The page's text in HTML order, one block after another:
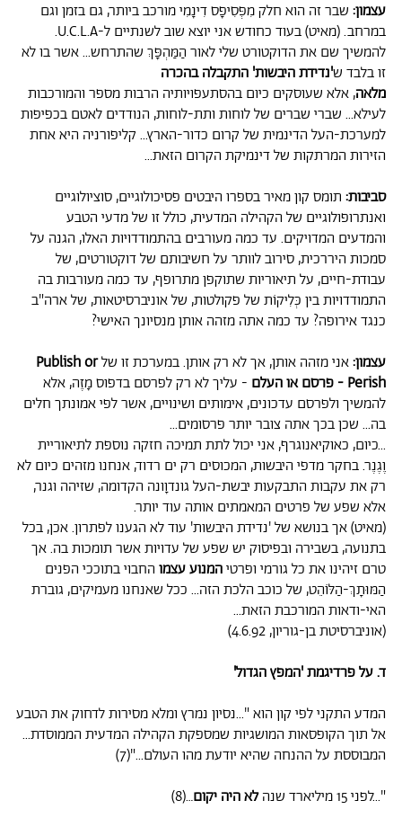
עצמון:שבר זה הוא חלק מִפְּסִיפָס דִינָמִי מורכב ביותר, גם בזמן וגם
במרחב. (מאיט) בעוד כחודש אני יוצא שוב לשנתיים ל-U.C.L.A.
להמשיך שם את הדוקטורט שלי לאור הַמַּהְפָּךְ שהתרחש... אשר בו לא
זו בלבד ש'נדידת היבשות' התקבלה בהכרה
מלאה, אלא שעוסקים כיום בהסתעפויותיה הרבות מספר והמורכבות
לעילא... שברי שברים של לוחות ותת-לוחות, הנודדים לאטם בכפיפות
למערכת-העל הדינמית של קרום כדור-הארץ... קליפורניה היא אחת
הזירות המרתקות של דינמיקת הקרום הזאת...
סביבות:תומס קון מאיר בספרו היבטים פסיכולוגיים, סוציולוגיים
ואנתרופולוגיים של הקהילה המדעית, כולל זו של מדעי הטבע
והמדעים המדויקים. עד כמה מעורבים בהתמודדויות האלו, הגנה על
סמכות היררכית, סירוב לוותר על חשיבותם של דוקטורטים, של
עבודת-חיים, על תיאוריות שתוקפן מתרופף, עד כמה מעורבות בה
התמודדויות בין כְּלִיקוֹת של פקולטות, של אוניברסיטאות, של ארה"ב
כנגד אירופה? עד כמה אתה מזהה אותן מנסיונך האישי?
עצמון:אני מזהה אותן, אך לא רק אותן. במערכת זו שלPublish or
Perish - פרסם או העלם
- עליך לא רק לפרסם בדפוס מָזֶה, אלא
להמשיך ולפרסם עדכונים, אימותים ושינויים, אשר לפי אמונתך חלים
בה... שכן בכך אתה צובר יותר פרסומים...
...כיום, כאוקיאנוגרף, אני יכול לתת תמיכה חזקה נוספת לתיאוריית
וֶגֶנֶר. בחקר מדפי היבשות, המכוסים רק ים רדוד, אנחנו מזהים כיום לא
רק את עקבות התבקעות יבשת-העל גונדוָונה הקדומה, שזיהה וגנר,
אלא שפע של פרטים המאמתים אותה עוד יותר.
(מאיט) אך בנושא של 'נדידת היבשות' עוד לא הגענו לפתרון. אכן, בכל
בתנועה, בשבירה ובפיסוק יש שפע של עדויות אשר תומכות בה. אך
טרם זיהינו את כל גורמי ופרטיהמנוע עצמו החבוי בתוככי הפנים
הַמּוּתָךְ-הַלּוֹהֵט, של כוכב הלכת הזה... ככל שאנחנו מעמיקים, גוברת
האי-ודאות המורכבת הזאת...
(אוניברסיטת בן-גוריון, 4.6.92)
ד. על פרדיגמת 'המפץ הגדול'
המדע התקני לפי קון הוא "...נסיון נמרץ ומלא מסירות לדחוק את הטבע
אל תוך הקופסאות המושגיות שמספקת הקהילה המדעית הממוסדת...
המבוססת על ההנחה שהיא יודעת מהו העולם..."(7)
"...לפני 15 מיליארד שנה
לא היה יקום…(8)